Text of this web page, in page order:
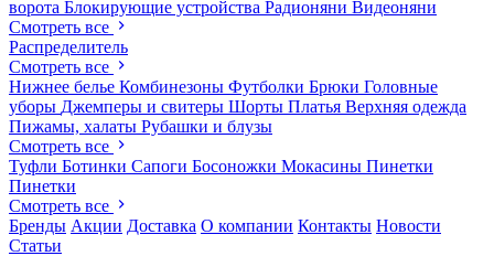
ворота Блокирующие устройства Радионяни Видеоняни
Смотреть все
Распределитель
Смотреть все
Нижнее белье Комбинезоны Футболки Брюки Головные
уборы Джемперы и свитеры Шорты Платья Верхняя одежда
Пижамы, халаты Рубашки и блузы
Смотреть все
Туфли Ботинки Сапоги Босоножки Мокасины Пинетки
Пинетки
Смотреть все
Бренды Акции Доставка О компании Контакты Новости
Статьи